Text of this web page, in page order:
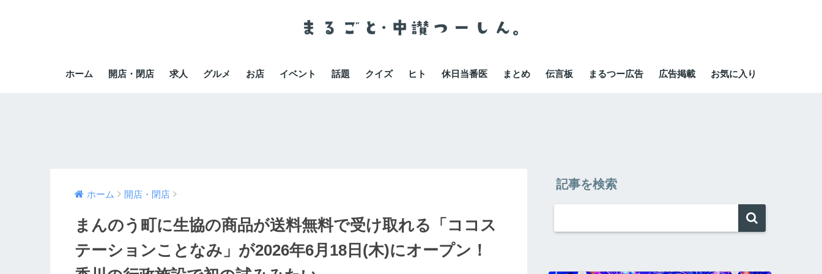
ホーム 開店・閉店 求人 グルメ お店 イベント 話題 クイズ ヒト 休日当番医 まとめ 伝言板 まるつー広告 広告掲載 お気に入り
ホーム 開店・閉店
まんのう町に生協の商品が送料無料で受け取れる「ココス
テーションことなみ」が2026年6月18日(木)にオープン！
記事を検索